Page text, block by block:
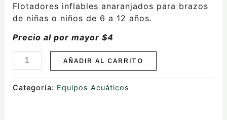
Flotadores inflables anaranjados para brazos
de niñas o niños de 6 a 12 años.
Precio al por mayor $4
AÑADIR AL CARRITO
Categoría: Equipos Acuáticos